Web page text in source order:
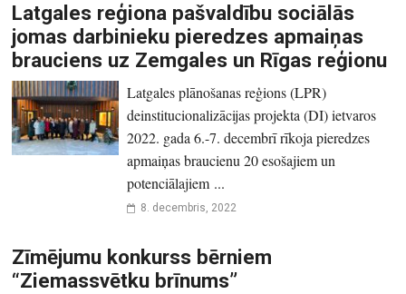
Latgales reģiona pašvaldību sociālās
jomas darbinieku pieredzes apmaiņas
brauciens uz Zemgales un Rīgas reģionu
Latgales plānošanas reģions (LPR)
deinstitucionalizācijas projekta (DI) ietvaros
2022. gada 6.-7. decembrī rīkoja pieredzes
apmaiņas braucienu 20 esošajiem un
potenciālajiem ...
8. decembris, 2022
Zīmējumu konkurss bērniem
“Ziemassvētku brīnums”